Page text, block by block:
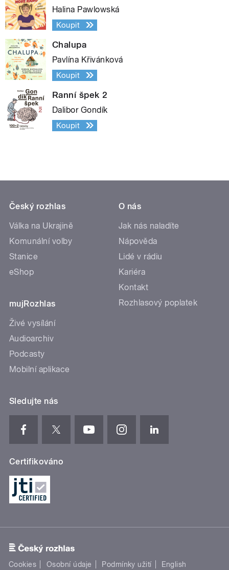
Halina Pawlowská
Koupit
Chalupa
Pavlína Křivánková
Koupit
Ranní špek 2
Dalibor Gondík
Koupit
Český rozhlas
Válka na Ukrajině
Komunální volby
Stanice
eShop
mujRozhlas
Živé vysílání
Audioarchiv
Podcasty
Mobilní aplikace
O nás
Jak nás naladíte
Nápověda
Lidé v rádiu
Kariéra
Kontakt
Rozhlasový poplatek
Sledujte nás
Certifikováno
Cookies Osobní údaje Podmínky užití English